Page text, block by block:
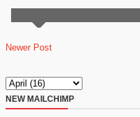
Newer Post
NEW MAILCHIMP